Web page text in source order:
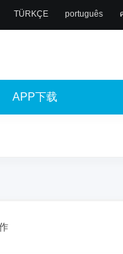
TÜRKÇE português
APP下载